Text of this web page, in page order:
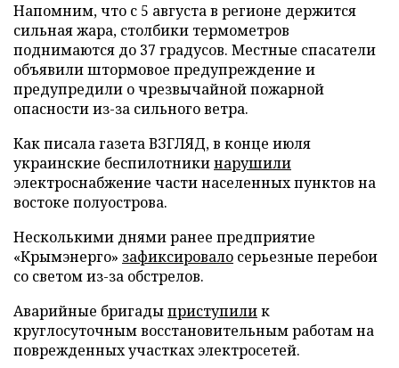
Напомним, что с 5 августа в регионе держится
сильная жара, столбики термометров
поднимаются до 37 градусов. Местные спасатели
объявили штормовое предупреждение и
предупредили о чрезвычайной пожарной
опасности из-за сильного ветра.
Как писала газета ВЗГЛЯД, в конце июля
украинские беспилотникинарушили
электроснабжение части населенных пунктов на
востоке полуострова.
Несколькими днями ранее предприятие
«Крымэнерго» зафиксировало серьезные перебои
со светом из-за обстрелов.
Аварийные бригадыприступилик
круглосуточным восстановительным работам на
поврежденных участках электросетей.